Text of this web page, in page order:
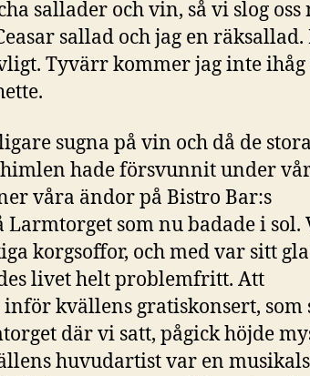
sallader och vin, så vi slog oss
sallad och jag en
Tyvärr kommer jag inte ihåg
sugna på vin och då de
hade försvunnit under
våra ändor på Bistro Bar:s
Larmtorget som nu badade i sol.
korgsoffor, och med var sitt
livet helt problemfritt. Att
kvällens gratiskonsert, som
där vi satt, pågick höjde
huvudartist var en